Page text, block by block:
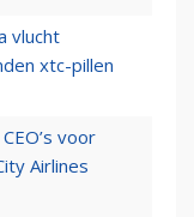
vlucht
xtc-pillen
voor
Airlines